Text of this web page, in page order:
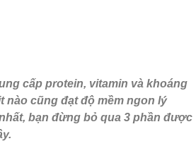
cấp protein, vitamin và khoáng
nào cũng đạt độ mềm ngon lý
bạn đừng bỏ qua 3 phần được